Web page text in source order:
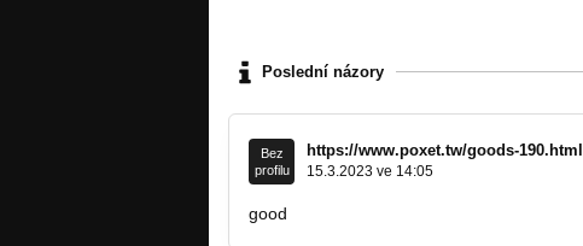
Poslední názory
Bez
profilu
https://www.poxet.tw/goods-190.html
15.3.2023 ve 14:05
good